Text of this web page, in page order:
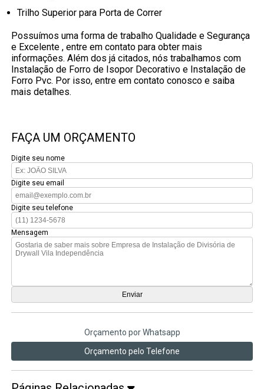
Trilho Superior para Porta de Correr
Possuímos uma forma de trabalho Qualidade e Segurança
e Excelente , entre em contato para obter mais
informações. Além dos já citados, nós trabalhamos com
Instalação de Forro de Isopor Decorativo e Instalação de
Forro Pvc. Por isso, entre em contato conosco e saiba
mais detalhes.
FAÇA UM ORÇAMENTO
Digite seu nome
Digite seu email
Digite seu telefone
Mensagem
Orçamento por Whatsapp
Orçamento pelo Telefone